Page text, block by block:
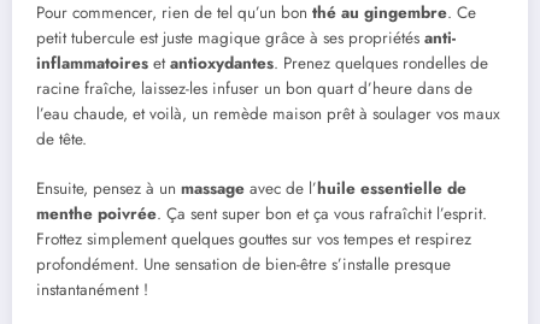
Pour commencer, rien de tel qu’un bon thé au gingembre. Ce
petit tubercule est juste magique grâce à ses propriétés anti-
inflammatoires etantioxydantes. Prenez quelques rondelles de
racine fraîche, laissez-les infuser un bon quart d’heure dans de
l’eau chaude, et voilà, un remède maison prêt à soulager vos maux
de tête.
Ensuite, pensez à un massage avec de l’huile essentielle de
menthe poivrée. Ça sent super bon et ça vous rafraîchit l’esprit.
Frottez simplement quelques gouttes sur vos tempes et respirez
profondément. Une sensation de bien-être s’installe presque
instantanément !